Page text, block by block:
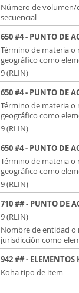
Número de volumen/
secuencial
650 #4 - PUNTO DE
Término de materia o
geográfico como
9 (RLIN)
650 #4 - PUNTO DE
Término de materia o
geográfico como
9 (RLIN)
650 #4 - PUNTO DE
Término de materia o
geográfico como
9 (RLIN)
710 ## - PUNTO DE
9 (RLIN)
Nombre de entidad o
jurisdicción como
942 ## - ELEMENTOS
Koha tipo de item